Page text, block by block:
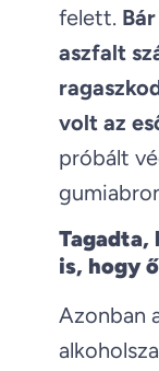
felett.
aszfalt
volt az
próbált
Tagadta,
is, hogy
Azonban